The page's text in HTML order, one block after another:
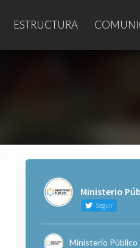
ESTRUCTURA
Ministerio
Seguir
Ministerio Público